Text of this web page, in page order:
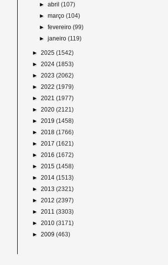
►abril(107)
►março(104)
►fevereiro(99)
►janeiro(119)
► 2025 (1542)
► 2024 (1853)
► 2023 (2062)
► 2022 (1979)
► 2021 (1977)
► 2020 (2121)
► 2019 (1458)
► 2018 (1766)
► 2017 (1621)
► 2016 (1672)
► 2015 (1458)
► 2014 (1513)
► 2013 (2321)
► 2012 (2397)
► 2011 (3303)
► 2010 (3171)
► 2009 (463)